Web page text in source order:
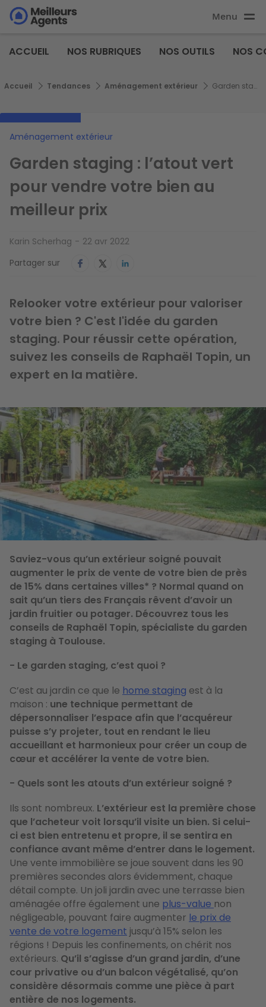
Aller
au
principal
Aller au
principal
Menu
Agents
ACCUEIL NOS RUBRIQUES NOS OUTILS NOS
Fil d'Ariane
Accueil Tendances Aménagement extérieur Garden staging : l’atout vert pour vendre votre bien au meilleur prix
Aménagement extérieur
Garden staging : l’atout vert
pour vendre votre bien au
meilleur prix
Karin Scherhag
22 avr 2022
Partager sur
Relooker votre extérieur pour valoriser
votre bien ? C'est l'idée du garden
staging. Pour réussir cette opération,
suivez les conseils de Raphaël Topin, un
expert en la matière.
Image
Saviez-vous qu’un extérieur soigné pouvait
augmenter le prix de vente de votre bien de près
de 15% dans certaines villes* ? Normal quand on
sait qu’un tiers des Français rêvent d’avoir un
jardin fruitier ou potager. Découvrez tous les
conseils de Raphaël Topin, spécialiste du garden
staging à Toulouse.
- Le garden staging, c’est quoi ?
C’est au jardin ce que le home staging est à la
maison : une technique permettant de
dépersonnaliser l’espace afin que l’acquéreur
puisse s’y projeter, tout en rendant le lieu
accueillant et harmonieux pour créer un coup de
cœur et accélérer la vente de votre bien.
- Quels sont les atouts d’un extérieur soigné ?
Ils sont nombreux. L’extérieur est la première chose
que l’acheteur voit lorsqu’il visite un bien. Si celui-
ci est bien entretenu et propre, il se sentira en
confiance avant même d’entrer dans le logement.
Une vente immobilière se joue souvent dans les 90
premières secondes alors évidemment, chaque
détail compte. Un joli jardin avec une terrasse bien
aménagée offre également une plus-value non
négligeable, pouvant faire augmenter le prix de
vente de votre logement jusqu’à 15% selon les
régions ! Depuis les confinements, on chérit nos
extérieurs. Qu’il s’agisse d’un grand jardin, d’une
cour privative ou d’un balcon végétalisé, qu’on
considère désormais comme une pièce à part
entière de nos logements.